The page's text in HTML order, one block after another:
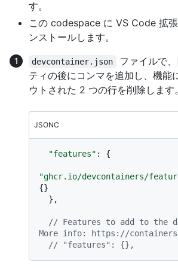
す。
この codespace に VS Code 拡
ンストールします。
devcontainer.json ファイルで、
ティの後にコンマを追加し、機能
ウトされた 2 つの行を削除します。
JSONC
"features" : {
"ghcr.io/devcontainers/
{}
} ,
// Features to add to the
More info: https://
// "features": {},